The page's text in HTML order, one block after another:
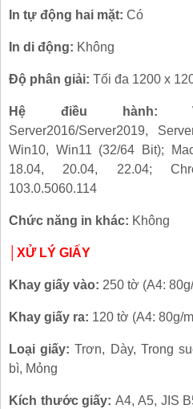
In tự động hai mặt: Có
In di động: Không
Độ phân giải: Tối đa 1200 x
Hệ điều hành:
Server2016/Server2019,
Win10, Win11 (32/64 Bit);
18.04, 20.04, 22.04;
103.0.5060.114
Chức năng in khác: Không
XỬ LÝ GIẤY
Khay giấy vào: 250 tờ (A4:
Khay giấy ra: 120 tờ (A4: 80g/
Loại giấy:Trơn, Dày, Trong
bì, Mỏng
Kích thước giấy:A4, A5, JIS